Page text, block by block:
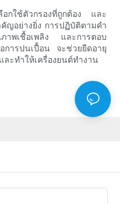
อกใช้ตัวกรองที่ถูกต้อง และ
ญอย่างยิ่ง การปฏิบัติตามคำ
าพเชื้อเพลิง และการตอบ
การปนเปื้อน จะช่วยยืดอายุ
ะทำให้เครื่องยนต์ทำงาน